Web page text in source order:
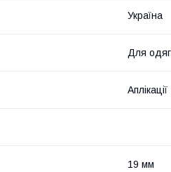
Україна
Для
Аплікації
19 мм